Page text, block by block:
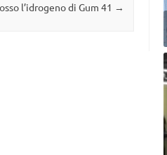
l’idrogeno di Gum 41 →